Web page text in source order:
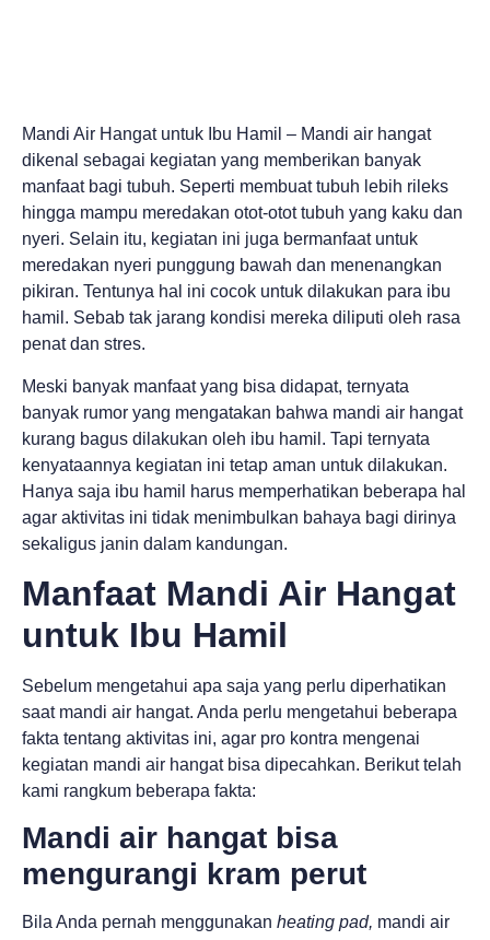
Mandi Air Hangat untuk Ibu Hamil – Mandi air hangat
dikenal sebagai kegiatan yang memberikan banyak
manfaat bagi tubuh. Seperti membuat tubuh lebih rileks
hingga mampu meredakan otot-otot tubuh yang kaku dan
nyeri. Selain itu, kegiatan ini juga bermanfaat untuk
meredakan nyeri punggung bawah dan menenangkan
pikiran. Tentunya hal ini cocok untuk dilakukan para ibu
hamil. Sebab tak jarang kondisi mereka diliputi oleh rasa
penat dan stres.
Meski banyak manfaat yang bisa didapat, ternyata
banyak rumor yang mengatakan bahwa mandi air hangat
kurang bagus dilakukan oleh ibu hamil. Tapi ternyata
kenyataannya kegiatan ini tetap aman untuk dilakukan.
Hanya saja ibu hamil harus memperhatikan beberapa hal
agar aktivitas ini tidak menimbulkan bahaya bagi dirinya
sekaligus janin dalam kandungan.
Manfaat Mandi Air Hangat
untuk Ibu Hamil
Sebelum mengetahui apa saja yang perlu diperhatikan
saat mandi air hangat. Anda perlu mengetahui beberapa
fakta tentang aktivitas ini, agar pro kontra mengenai
kegiatan mandi air hangat bisa dipecahkan. Berikut telah
kami rangkum beberapa fakta:
Mandi air hangat bisa
mengurangi kram perut
Bila Anda pernah menggunakan heating pad, mandi air